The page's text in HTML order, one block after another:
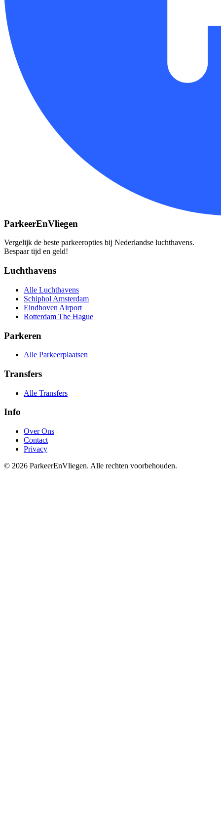
ParkeerEnVliegen
Vergelijk de beste parkeeropties bij Nederlandse luchthavens.
Bespaar tijd en geld!
Luchthavens
Alle Luchthavens
Schiphol Amsterdam
Eindhoven Airport
Rotterdam The Hague
Parkeren
Alle Parkeerplaatsen
Transfers
Alle Transfers
Info
Over Ons
Contact
Privacy
© 2026 ParkeerEnVliegen. Alle rechten voorbehouden.